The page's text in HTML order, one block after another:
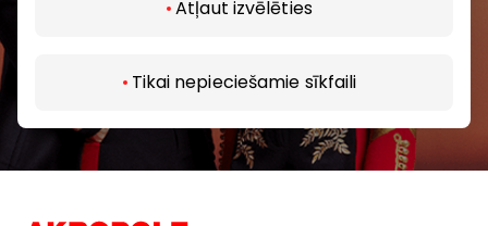
Atļaut izvēlēties
Tikai nepieciešamie sīkfaili
Abonēt
Abonējot jaunumus, jūs apstiprināt, ka esat